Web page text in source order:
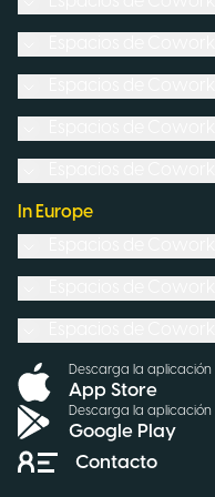
In Europe
Descarga la aplicación
App Store
Descarga la aplicación
Google Play
Contacto